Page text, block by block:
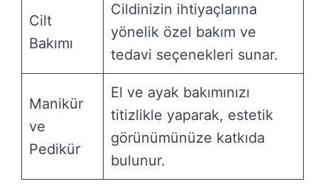
Cilt
Bakımı
Cildinizin ihtiyaçlarına
yönelik özel bakım ve
tedavi seçenekleri sunar.
Manikür
ve
Pedikür
El ve ayak bakımınızı
titizlikle yaparak, estetik
görünümünüze katkıda
bulunur.